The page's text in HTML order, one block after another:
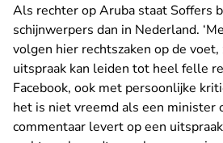
Als rechter op Aruba staat Soffers
schijnwerpers dan in Nederland.
volgen hier rechtszaken op de voet,
uitspraak kan leiden tot heel felle
Facebook, ook met persoonlijke
het is niet vreemd als een minister
commentaar levert op een